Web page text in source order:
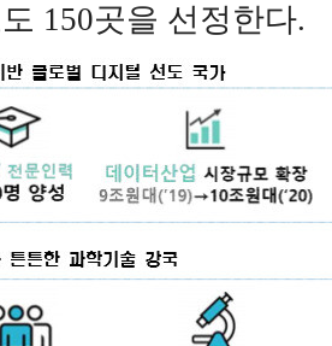
150곳을 선정한다.